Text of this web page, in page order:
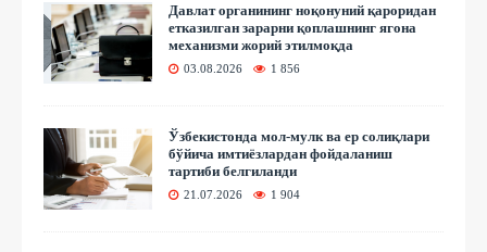
Давлат органининг ноқонуний қароридан
етказилган зарарни қоплашнинг ягона
механизми жорий этилмоқда
03.08.2026 1 856
Ўзбекистонда мол-мулк ва ер солиқлари
бўйича имтиёзлардан фойдаланиш
тартиби белгиланди
21.07.2026 1 904